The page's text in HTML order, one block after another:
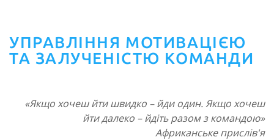
УПРАВЛІННЯ МОТИВАЦІЄЮ
ТА ЗАЛУЧЕНІСТЮ КОМАНДИ
«Якщо хочеш йти швидко – йди один. Якщо хочеш
йти далеко – йдіть разом з командою»
Африканське прислів'я